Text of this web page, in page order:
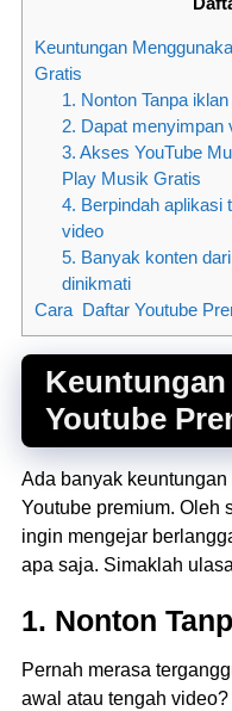
Keuntungan
Gratis
1. Nonton Tanpa iklan
2. Dapat menyimpan
3. Akses YouTube
Play Musik Gratis
4. Berpindah aplikasi
video
5. Banyak konten
dinikmati
Cara Daftar Youtube
Youtube
Ada banyak
Youtube premium. Oleh
ingin mengejar
apa saja. Simaklah
1. Nonton
Pernah merasa
awal atau tengah